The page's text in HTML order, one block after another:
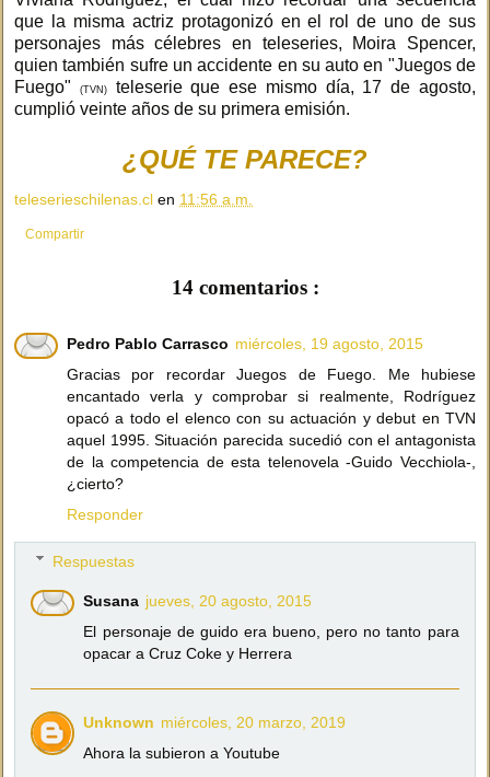
que la misma actriz protagonizó en el rol de uno de sus
personajes más célebres en teleseries, Moira Spencer,
quien también sufre un accidente en su auto en "Juegos de
Fuego"
(TVN)teleserie que ese mismo día, 17 de agosto,
cumplió veinte años de su primera emisión.
¿QUÉ TE PARECE?
teleserieschilenas.cl en 11:56 a.m.
Compartir
14 comentarios :
Pedro Pablo Carrasco miércoles, 19 agosto, 2015
Gracias por recordar Juegos de Fuego. Me hubiese
encantado verla y comprobar si realmente, Rodríguez
opacó a todo el elenco con su actuación y debut en TVN
aquel 1995. Situación parecida sucedió con el antagonista
de la competencia de esta telenovela -Guido Vecchiola-,
¿cierto?
Responder
Respuestas
Susana jueves, 20 agosto, 2015
El personaje de guido era bueno, pero no tanto para
opacar a Cruz Coke y Herrera
Unknown miércoles, 20 marzo, 2019
Ahora la subieron a Youtube